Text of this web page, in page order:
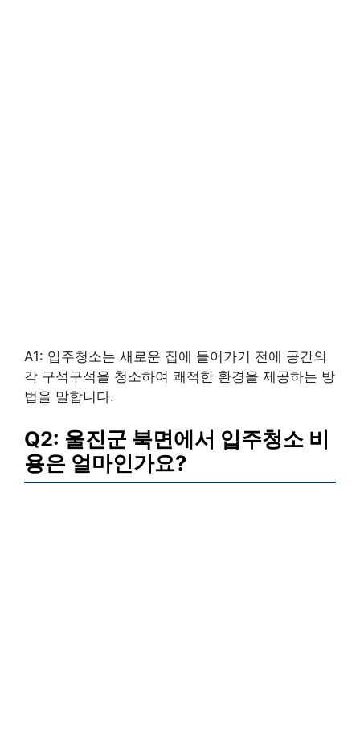
A1: 입주청소는 새로운 집에 들어가기 전에 공간의
각 구석구석을 청소하여 쾌적한 환경을 제공하는 방
법을 말합니다.
Q2: 울진군 북면에서 입주청소 비
용은 얼마인가요?